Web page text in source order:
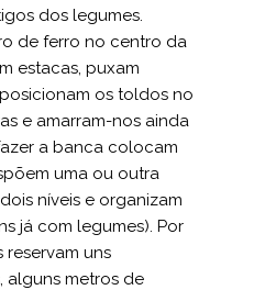
dos legumes.
de ferro no centro da
estacas, puxam
os toldos no
e amarram-nos ainda
a banca colocam
uma ou outra
níveis e organizam
já com legumes). Por
uns
alguns metros de